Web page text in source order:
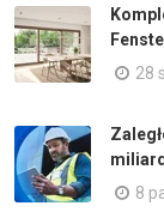
28
8